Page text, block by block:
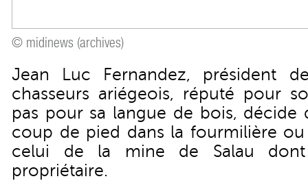
© midinews (archives)
Jean Luc Fernandez, président
chasseurs ariégeois, réputé pour
pas pour sa langue de bois,
coup de pied dans la fourmilière
celui de la mine de Salau
propriétaire.